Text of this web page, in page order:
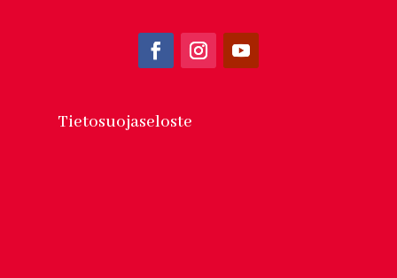
Tietosuojaseloste